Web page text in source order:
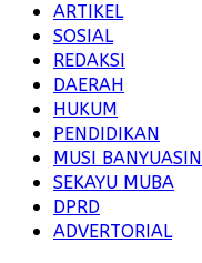
ARTIKEL
SOSIAL
REDAKSI
DAERAH
HUKUM
PENDIDIKAN
MUSI BANYUASIN
SEKAYU MUBA
DPRD
ADVERTORIAL